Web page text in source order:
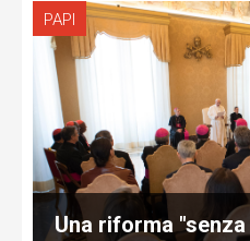
PAPI
Una riforma